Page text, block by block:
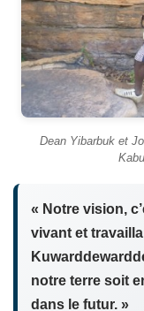
Dean Yibarbuk et
« Notre vision,
vivant et
notre terre soit
dans le futur. »